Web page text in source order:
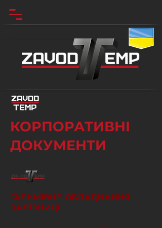
КОРПОРАТИВНІ
ДОКУМЕНТИ
ГАЛЬМІВНЕ ОБЛАДНАННЯ
ЗАЛІЗНИЦІ